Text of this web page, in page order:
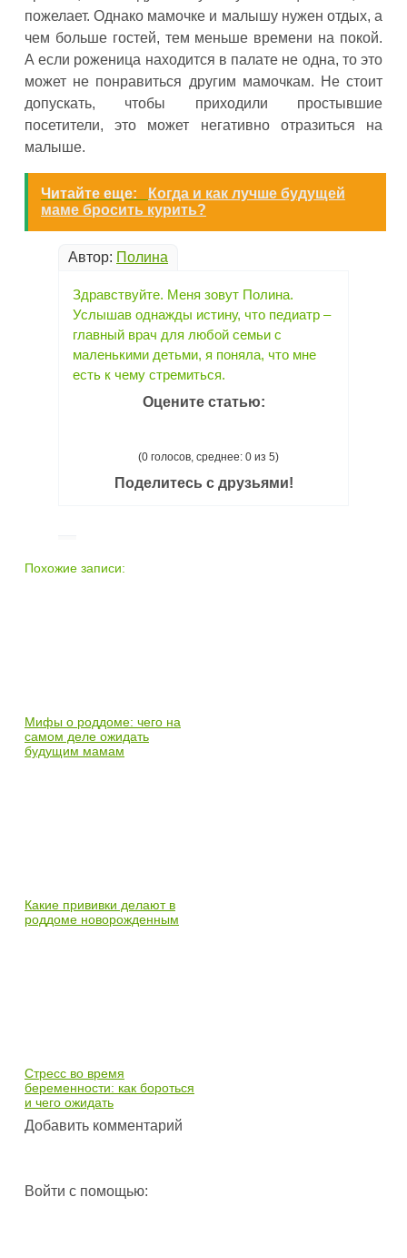
пожелает. Однако мамочке и малышу нужен отдых, а
чем больше гостей, тем меньше времени на покой.
А если роженица находится в палате не одна, то это
может не понравиться другим мамочкам. Не стоит
допускать, чтобы приходили простывшие
посетители, это может негативно отразиться на
малыше.
Читайте еще:
Когда и как лучше будущей
маме бросить курить?
Автор: Полина
Здравствуйте. Меня зовут Полина.
Услышав однажды истину, что педиатр –
главный врач для любой семьи с
маленькими детьми, я поняла, что мне
есть к чему стремиться.
Оцените статью:
(0 голосов, среднее: 0 из 5)
Поделитесь с друзьями!
Похожие записи:
Мифы о роддоме: чего на
самом деле ожидать
будущим мамам
Какие прививки делают в
роддоме новорожденным
Стресс во время
беременности: как бороться
и чего ожидать
Добавить комментарий
Войти с помощью: